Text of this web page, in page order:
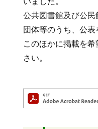
公共図書館及び公民
団体等のうち、公表
このほかに掲載を
さい。